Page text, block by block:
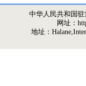
中华人民共和国
网址：
地址：